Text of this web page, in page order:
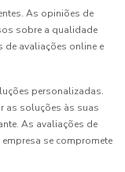
As opiniões de
sobre a qualidade
de avaliações online e
personalizadas.
as soluções às suas
As avaliações de
se compromete